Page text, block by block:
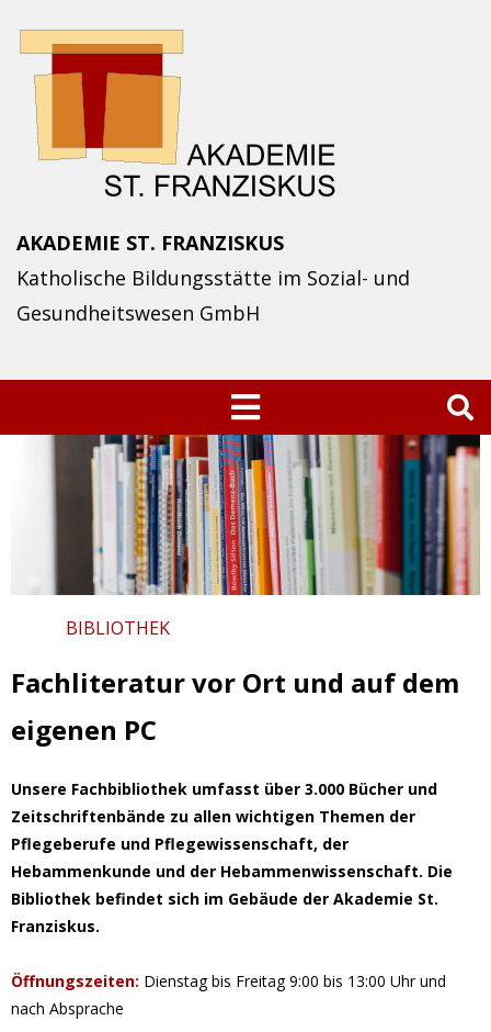
AKADEMIE ST. FRANZISKUS
Katholische Bildungsstätte im Sozial- und
Gesundheitswesen GmbH
BIBLIOTHEK
Fachliteratur vor Ort und auf dem
eigenen PC
Unsere Fachbibliothek umfasst über 3.000 Bücher und
Zeitschriftenbände zu allen wichtigen Themen der
Pflegeberufe und Pflegewissenschaft, der
Hebammenkunde und der Hebammenwissenschaft. Die
Bibliothek befindet sich im Gebäude der Akademie St.
Franziskus.
Öffnungszeiten: Dienstag bis Freitag 9:00 bis 13:00 Uhr und
nach Absprache